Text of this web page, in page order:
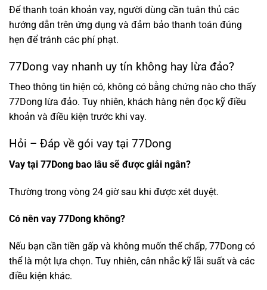
Để thanh toán khoản vay, người dùng cần tuân thủ các
hướng dẫn trên ứng dụng và đảm bảo thanh toán đúng
hẹn để tránh các phí phạt.
77Dong vay nhanh uy tín không hay lừa đảo?
Theo thông tin hiện có, không có bằng chứng nào cho thấy
77Dong lừa đảo. Tuy nhiên, khách hàng nên đọc kỹ điều
khoản và điều kiện trước khi vay.
Hỏi – Đáp về gói vay tại 77Dong
Vay tại 77Dong bao lâu sẽ được giải ngân?
Thường trong vòng 24 giờ sau khi được xét duyệt.
Có nên vay 77Dong không?
Nếu bạn cần tiền gấp và không muốn thế chấp, 77Dong có
thể là một lựa chọn. Tuy nhiên, cân nhắc kỹ lãi suất và các
điều kiện khác.